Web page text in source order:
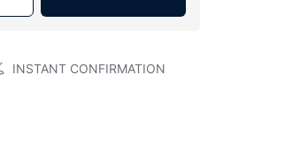
INSTANT CONFIRMATION